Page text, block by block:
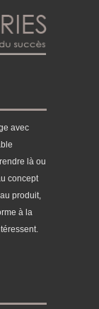
avec
là ou
concept
produit,
à la